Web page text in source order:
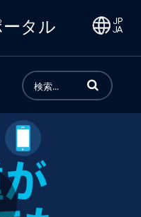
タル
動画の検索語句